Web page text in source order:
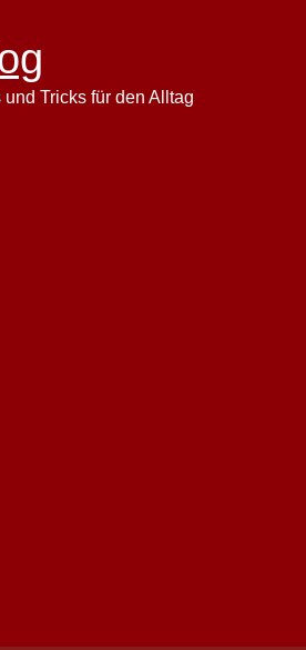
Tricks für den Alltag